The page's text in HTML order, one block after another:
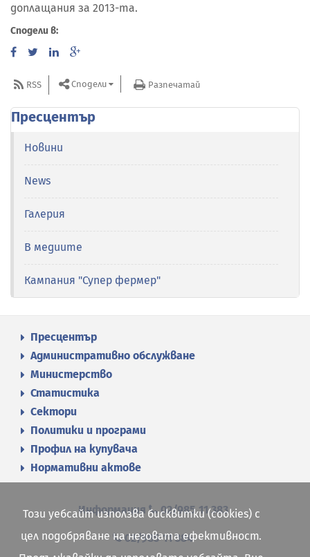
доплащания за 2013-та.
Сподели в:
RSS Сподели Разпечатай
Пресцентър
Новини
News
Галерия
В медиите
Кампания "Супер фермер"
Пресцентър
Административно обслужване
Министерство
Статистика
Сектори
Политики и програми
Профил на купувача
Нормативни актове
Информация 02/985 11 383
02/985 11 384
Този уебсайт използва бисквитки (cookies) с
цел подобряване на неговата ефективност.